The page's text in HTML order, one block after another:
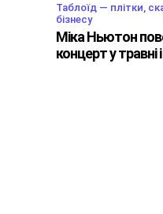
Таблоїд — плітки,
бізнесу
Міка Ньютон
концерт у